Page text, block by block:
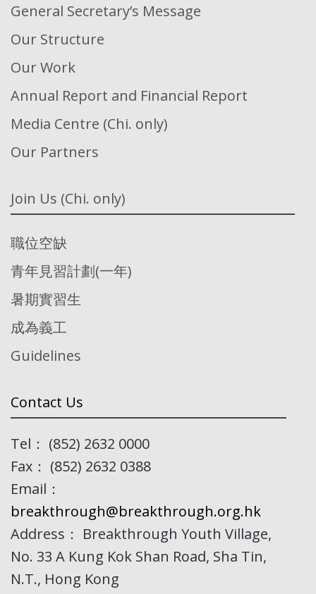
General Secretary’s Message
Our Structure
Our Work
Annual Report and Financial Report
Media Centre (Chi. only)
Our Partners
Join Us (Chi. only)
職位空缺
青年見習計劃(一年)
暑期實習生
成為義工
Guidelines
Contact Us
Tel： (852) 2632 0000
Fax： (852) 2632 0388
Email：
breakthrough@breakthrough.org.hk
Address： Breakthrough Youth Village,
No. 33 A Kung Kok Shan Road, Sha Tin,
N.T., Hong Kong